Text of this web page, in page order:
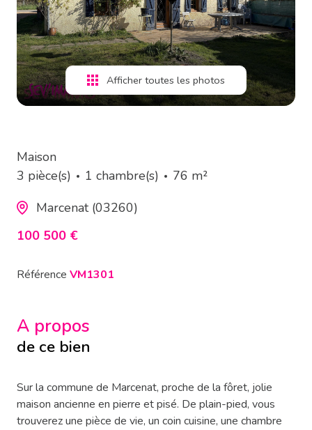
alerte
e-
mail
contact
Afficher toutes les photos
Maison
3 pièce(s)
1 chambre(s)
76 m²
Marcenat (03260)
100 500 €
Référence VM1301
A propos
de ce bien
Sur la commune de Marcenat, proche de la fôret, jolie
maison ancienne en pierre et pisé. De plain-pied, vous
trouverez une pièce de vie, un coin cuisine, une chambre